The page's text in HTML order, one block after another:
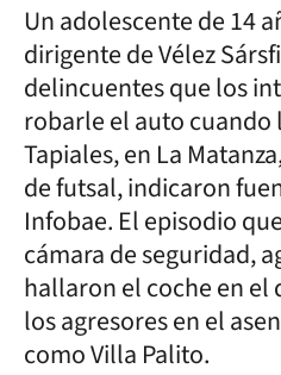
Un adolescente de 14
dirigente de Vélez
delincuentes que los
robarle el auto cuando
Tapiales, en La
de futsal, indicaron
Infobae. El episodio
cámara de seguridad,
hallaron el coche en el
los agresores en el
como Villa Palito.